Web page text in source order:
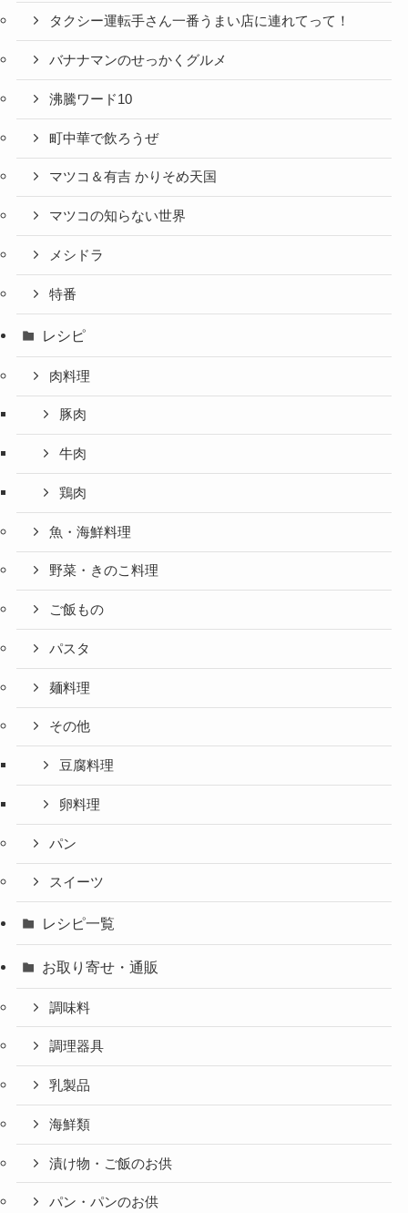
タクシー運転手さん一番うまい店に連れてって！
バナナマンのせっかくグルメ
沸騰ワード10
町中華で飲ろうぜ
マツコ＆有吉 かりそめ天国
マツコの知らない世界
メシドラ
特番
レシピ
肉料理
豚肉
牛肉
鶏肉
魚・海鮮料理
野菜・きのこ料理
ご飯もの
パスタ
麺料理
その他
豆腐料理
卵料理
パン
スイーツ
レシピ一覧
お取り寄せ・通販
調味料
調理器具
乳製品
海鮮類
漬け物・ご飯のお供
パン・パンのお供